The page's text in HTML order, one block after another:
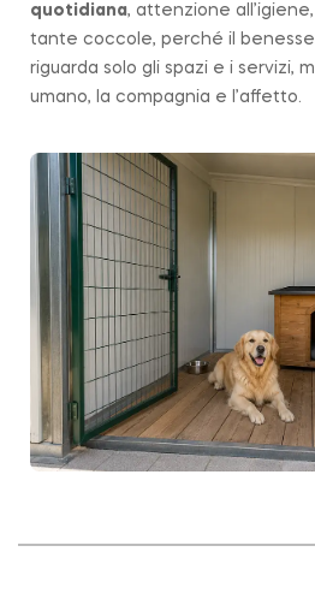
quotidiana, attenzione
tante coccole, perché il
riguarda solo gli spazi e i servizi,
umano, la compagnia e l’affetto.